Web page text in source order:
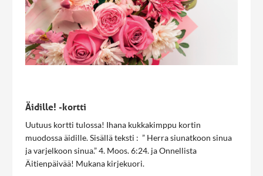
Äidille! -kortti
Uutuus kortti tulossa! Ihana kukkakimppu kortin
muodossa äidille. Sisällä teksti : ” Herra siunatkoon sinua
ja varjelkoon sinua.” 4. Moos. 6:24. ja Onnellista
Äitienpäivää! Mukana kirjekuori.